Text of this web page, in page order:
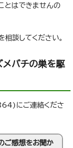
とはできませんの
談してください。
バチの巣を駆
にご連絡くださ
ご感想をお聞か